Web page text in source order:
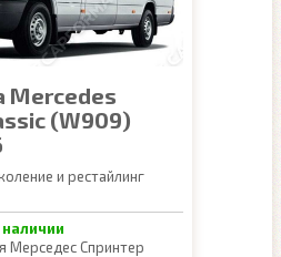
Mercedes
(W909)
и рестайлинг
наличии
Мерседес Спринтер